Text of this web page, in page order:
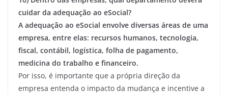
cuidar da adequação ao eSocial?
A adequação ao eSocial envolve diversas áreas de uma
empresa, entre elas: recursos humanos, tecnologia,
fiscal, contábil, logística, folha de pagamento,
medicina do trabalho e financeiro.
Por isso, é importante que a própria direção da
empresa entenda o impacto da mudança e incentive a